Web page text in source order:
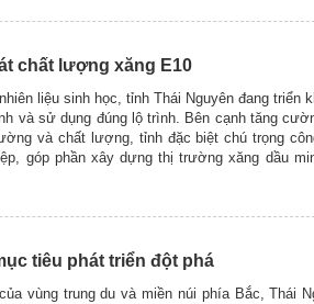
chất lượng xăng E10
liệu sinh học, tỉnh Thái Nguyên đang triển
và sử dụng đúng lộ trình. Bên cạnh tăng
và chất lượng, tỉnh đặc biệt chú trọng
góp phần xây dựng thị trường xăng dầu
tiêu phát triển đột phá
vùng trung du và miền núi phía Bắc, Thái